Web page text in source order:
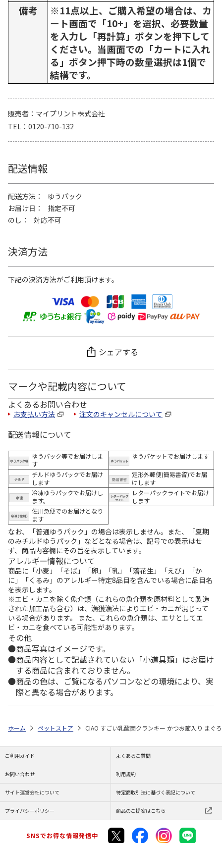
備考
※11点以上、ご購入希望の場合は、カ
ート画面で「10+」を選択、必要数量
を入力し「再計算」ボタンを押下して
ください。当画面での「カートに入れ
る」ボタン押下時の数量選択は1個で
結構です。
販売者
マイプリント株式会社
TEL
0120-710-132
配送情報
配送方法
ゆうパック
お届け日
指定不可
のし
対応不可
決済方法
下記の決済方法がご利用頂けます。
シェアする
マークや記載内容について
よくあるお問い合わせ
お支払い方法 注文のキャンセルについて
配送情報について
ゆうパック等でお届けしま
す
ゆうパケットでお届けします
チルドゆうパックでお届け
します
定形外郵便(簡易書留)でお届
けします
冷凍ゆうパックでお届けし
ます。
レターパックライトでお届け
します
佐川急便でのお届けとなり
ます
なお、「普通ゆうパック」の場合は表示しません。また、「夏期
のみチルドゆうパック」などとなる場合は、記号での表示はせ
ず、商品内容欄にその旨を表示しています。
アレルギー情報について
商品に「小麦」「そば」「卵」「乳」「落花生」「えび」「か
に」「くるみ」のアレルギー特定8品目を含んでいる場合に品目名
を表示します。
※エビ・カニを除く魚介類（これらの魚介類を原材料として製造
された加工品も含む）は、漁獲漁法によりエビ・カニが混じって
いる場合があります。 また、これらの魚介類は、エサとしてエ
ビ・カニを食べている可能性があります。
その他
商品写真はイメージです。
商品内容として記載されていない「小道具類」はお届け
する商品に含まれておりません。
商品の色は、ご覧になるパソコンなどの環境により、実
際と異なる場合があります。
ホーム ペットストア CIAO すごい乳酸菌クランキー かつお節入り まぐ
ご利用ガイド よくあるご質問
お問い合わせ 利用規約
サイト運営会社について 特定商取引法に基づく表記について
プライバシーポリシー 商品のご提案はこちら
SNSでお得な情報発信中